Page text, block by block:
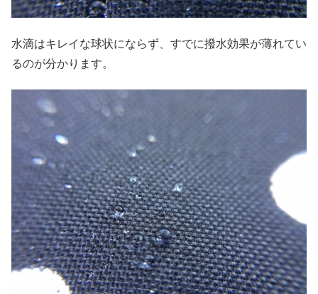
水滴はキレイな球状にならず、すでに撥水効果が薄れてい
るのが分かります。